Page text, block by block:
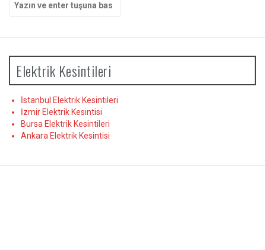
yap:
Elektrik Kesintileri
İstanbul Elektrik Kesintileri
İzmir Elektrik Kesintisi
Bursa Elektrik Kesintileri
Ankara Elektrik Kesintisi